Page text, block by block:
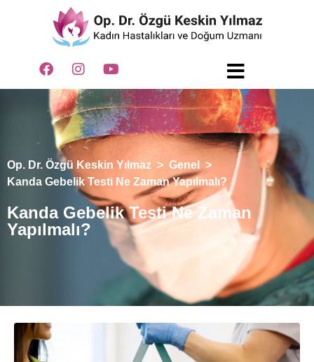
Op. Dr. Özgü Keskin Yılmaz > Genel
>
Kanda Gebelik Testi Ne Zaman Yapılmalı?
Kanda Gebelik Testi Ne Zaman
Yapılmalı?